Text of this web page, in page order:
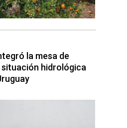
la mesa de
hidrológica